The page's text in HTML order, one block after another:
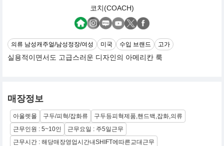
코치(COACH)
의류 남성캐주얼/남성정장/여성 미국 수입 브랜드 고가
실용적이면서도 고급스러운 디자인의 아메리칸 룩
매장정보
아울렛몰 구두/피혁/잡화류
구두등피혁제품,핸드백,잡화,의류
근무인원 : 5~10인
근무요일 : 주5일근무
근무시간 : 해당매장영업시간내SHIFT에따른교대근무